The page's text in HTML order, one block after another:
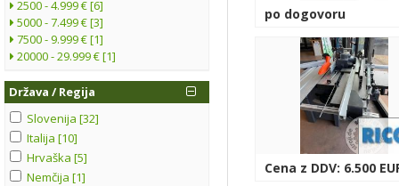
2500 - 4.999 € [6]
5000 - 7.499 € [3]
7500 - 9.999 € [1]
20000 - 29.999 € [1]
Država / Regija
Slovenija [32]
Italija [10]
Hrvaška [5]
Nemčija [1]
po dogovoru
Cena z DDV: 6.500